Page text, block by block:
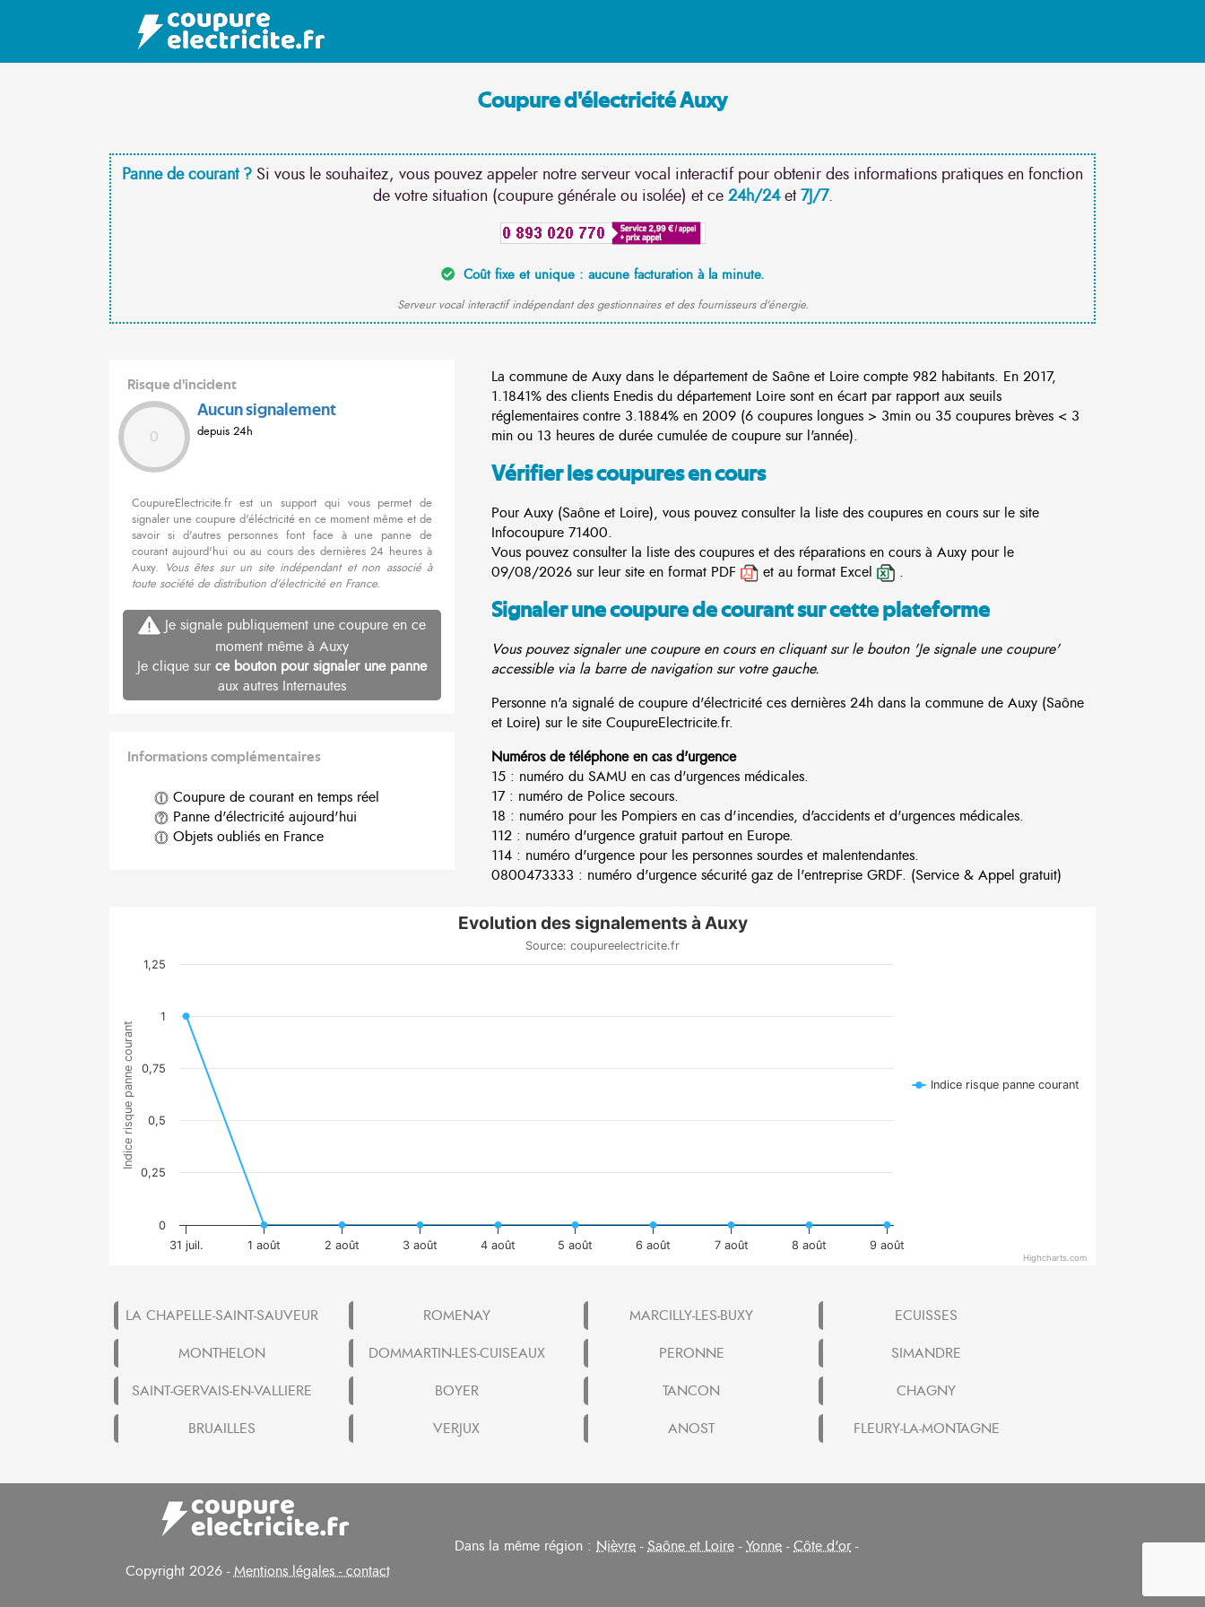
Coupure d'électricité Auxy
Panne de courant ? Si vous le souhaitez, vous pouvez appeler notre serveur vocal interactif pour obtenir des informations pratiques en fonction
de votre situation (coupure générale ou isolée) et ce 24h/24et7J/7.
Coût fixe et unique : aucune facturation à la minute.
Serveur vocal interactif indépendant des gestionnaires et des fournisseurs d'énergie.
Risque d'incident
0
Aucun signalement
depuis 24h
CoupureElectricite.fr est un support qui vous permet de
signaler une coupure d'éléctricité en ce moment même et de
savoir si d'autres personnes font face à une panne de
courant aujourd'hui ou au cours des dernières 24 heures à
Auxy. Vous êtes sur un site indépendant et non associé à
toute société de distribution d'électricité en France.
Je signale publiquement une coupure en ce
moment même à Auxy
Je clique sur ce bouton pour signaler une panne
aux autres Internautes
Informations complémentaires
Coupure de courant en temps réel
Panne d'électricité aujourd'hui
Objets oubliés en France
La commune de Auxy dans le département de Saône et Loire compte 982 habitants. En 2017,
1.1841% des clients Enedis du département Loire sont en écart par rapport aux seuils
réglementaires contre 3.1884% en 2009 (6 coupures longues > 3min ou 35 coupures brèves < 3
min ou 13 heures de durée cumulée de coupure sur l'année).
Vérifier les coupures en cours
Pour Auxy (Saône et Loire), vous pouvez consulter la liste des coupures en cours sur le site
Infocoupure 71400.
Vous pouvez consulter la liste des coupures et des réparations en cours à Auxy pour le
09/08/2026 sur leur site en format PDF
et au format Excel .
Signaler une coupure de courant sur cette plateforme
Vous pouvez signaler une coupure en cours en cliquant sur le bouton 'Je signale une coupure'
accessible via la barre de navigation sur votre gauche.
Personne n'a signalé de coupure d'électricité ces dernières 24h dans la commune de Auxy (Saône
et Loire) sur le site CoupureElectricite.fr.
Numéros de téléphone en cas d'urgence
15 : numéro du SAMU en cas d'urgences médicales.
17 : numéro de Police secours.
18 : numéro pour les Pompiers en cas d'incendies, d'accidents et d'urgences médicales.
112 : numéro d'urgence gratuit partout en Europe.
114 : numéro d'urgence pour les personnes sourdes et malentendantes.
0800473333 : numéro d'urgence sécurité gaz de l'entreprise GRDF. (Service & Appel gratuit)
Indice risque panne courant
Evolution des signalements à Auxy
Source: coupureelectricite.fr
Indice risque panne courant
31 juil. 1 août 2 août 3 août 4 août 5 août 6 août 7 août 8 août 9 août
0
0,25
0,5
0,75
1
1,25
Highcharts.com
LA CHAPELLE-SAINT-SAUVEUR ROMENAY MARCILLY-LES-BUXY
ECUISSES
MONTHELON
DOMMARTIN-LES-CUISEAUX PERONNE
SIMANDRE
SAINT-GERVAIS-EN-VALLIERE
BOYER TANCON
CHAGNY
BRUAILLES
VERJUX ANOST FLEURY-LA-MONTAGNE
Copyright 2026 -Mentions légales - contact
Dans la même région : Nièvre -Saône et Loire -Yonne -Côte d'or -